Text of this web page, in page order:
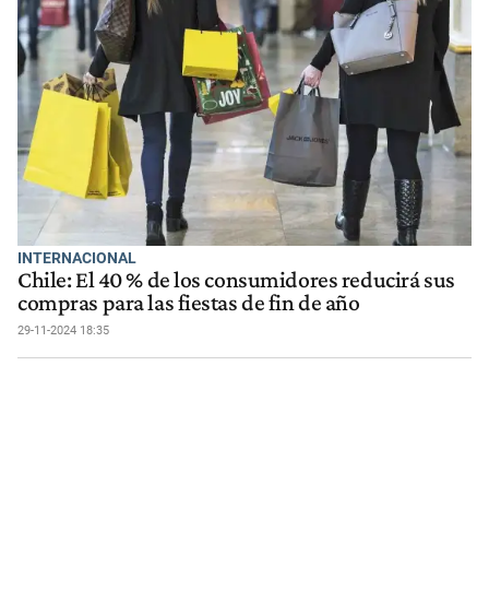
INTERNACIONAL
Chile: El 40 % de los consumidores reducirá sus
compras para las fiestas de fin de año
29-11-2024 18:35